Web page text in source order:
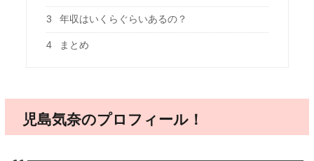
3 年収はいくらぐらいあるの？
4 まとめ
児島気奈のプロフィール！